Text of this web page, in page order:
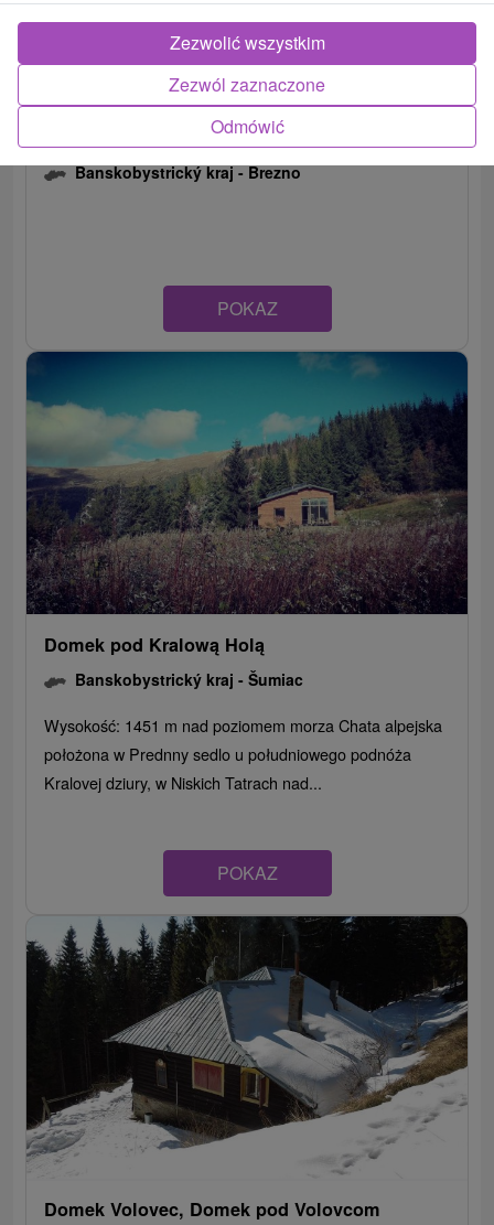
Chata generała MR Štefánika pod Ďumbierom
Banskobystrický kraj -Brezno
POKAZ
Domek pod Kralową Holą
Banskobystrický kraj -Šumiac
Wysokość: 1451 m nad poziomem morza Chata alpejska
położona w Prednny sedlo u południowego podnóża
Kralovej dziury, w Niskich Tatrach nad...
POKAZ
Domek Volovec, Domek pod Volovcom
Odmówić
Zezwól zaznaczone
Zezwolić wszystkim